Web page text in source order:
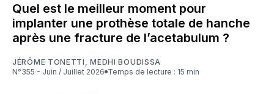
Quel est le meilleur moment pour
implanter une prothèse totale de hanche
après une fracture de l’acetabulum ?
JÉRÔME TONETTI ,MEDHI BOUDISSA
N°355 - Juin / Juillet 2026
Temps de lecture : 15 min